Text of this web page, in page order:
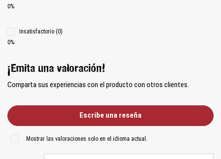
0%
Insatisfactorio (0)
0%
¡Emita una valoración!
Comparta sus experiencias con el producto con otros clientes.
Escribe una reseña
Mostrar las valoraciones solo en el idioma actual.